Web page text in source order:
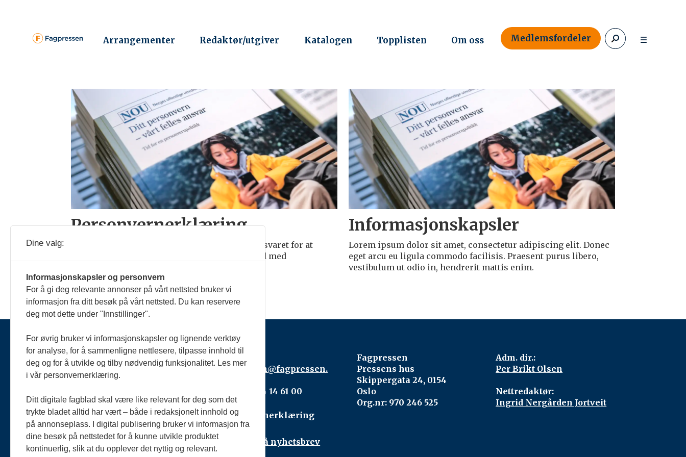
Arrangementer Redaktør/utgiver Katalogen Topplisten Om oss Medlemsfordeler
Personvernerklæring-
fagpressen
Personvernerklæring
Fagpressen er behandlingsansvarlig og har ansvaret for at
opplysningene som vi har om deg brukes i tråd med
Informasjonskapsler
Lorem ipsum dolor sit amet, consectetur adipiscing elit. Donec
eget arcu eu ligula commodo facilisis. Praesent purus libero,
vestibulum ut odio in, hendrerit mattis enim.
Kontakt:
fagpressen@fagpressen.
Telefon: 24 14 61 00
Personvernerklæring
Abonnér på nyhetsbrev
Fagpressen
Pressens hus
Skippergata 24, 0154
Oslo
Org.nr: 970 246 525
Adm. dir.:
Per Brikt Olsen
Nettredaktør:
Ingrid Nergården Jortveit
Dine valg:
Informasjonskapsler og personvern
For å gi deg relevante annonser på vårt nettsted bruker vi
informasjon fra ditt besøk på vårt nettsted. Du kan reservere
deg mot dette under "Innstillinger".
For øvrig bruker vi informasjonskapsler og lignende verktøy
for analyse, for å sammenligne nettlesere, tilpasse innhold til
deg og for å utvikle og tilby nødvendig funksjonalitet. Les mer
i vår personvernerklæring.
Ditt digitale fagblad skal være like relevant for deg som det
trykte bladet alltid har vært – både i redaksjonelt innhold og
på annonseplass. I digital publisering bruker vi informasjon fra
dine besøk på nettstedet for å kunne utvikle produktet
kontinuerlig, slik at du opplever det nyttig og relevant.